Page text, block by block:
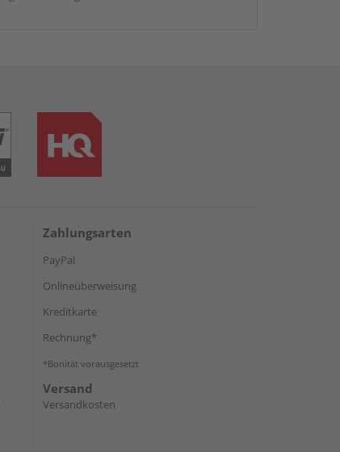
Zahlungsarten
PayPal
Onlineüberweisung
Kreditkarte
Rechnung*
*Bonität vorausgesetzt
Versand
Versandkosten